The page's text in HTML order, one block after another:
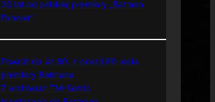
30 lat od polskiej premiery „Batman
Forever”
Powrót do lat 60. z okazji 60-lecia
premiery Batmana
Z archiwum TM-Semic